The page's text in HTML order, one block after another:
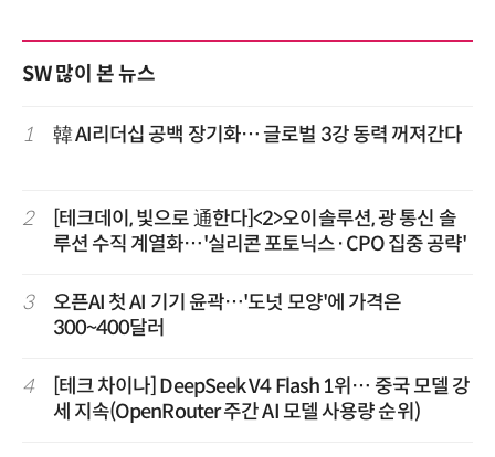
SW 많이 본 뉴스
1 韓 AI리더십 공백 장기화… 글로벌 3강 동력 꺼져간다
2
[테크데이, 빛으로 通한다]<2>오이솔루션, 광 통신 솔
루션 수직 계열화…'실리콘 포토닉스·CPO 집중 공략'
3
오픈AI 첫 AI 기기 윤곽…'도넛 모양'에 가격은
300~400달러
4
[테크 차이나] DeepSeek V4 Flash 1위… 중국 모델 강
세 지속(OpenRouter 주간 AI 모델 사용량 순위)